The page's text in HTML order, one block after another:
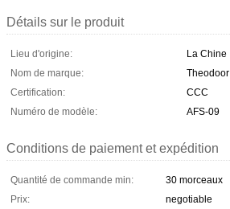
Détails sur le produit
Lieu d'origine:
La Chine
Nom de marque:
Theodoor
Certification:
CCC
Numéro de modèle:
AFS-09
Conditions de paiement et expédition
Quantité de commande min:
30 morceaux
Prix:
negotiable